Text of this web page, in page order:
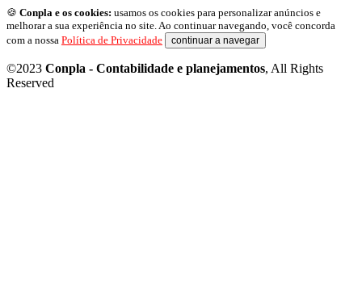
🍪 Conpla e os cookies: usamos os cookies para personalizar anúncios e
melhorar a sua experiência no site. Ao continuar navegando, você concorda
com a nossa Política de Privacidade continuar a navegar
©2023 Conpla - Contabilidade e planejamentos, All Rights
Reserved